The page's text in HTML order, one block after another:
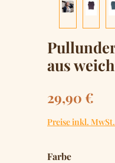
aus
Regulärer Preis:
29,90 €
Preise inkl.
Farbeauswählen